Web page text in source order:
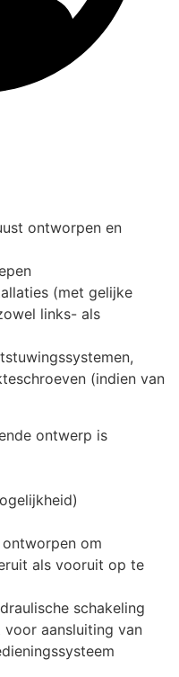
ontworpen en
(met gelijke
links- als
(indien van
ontwerp is
om
als vooruit op te
schakeling
voor aansluiting van